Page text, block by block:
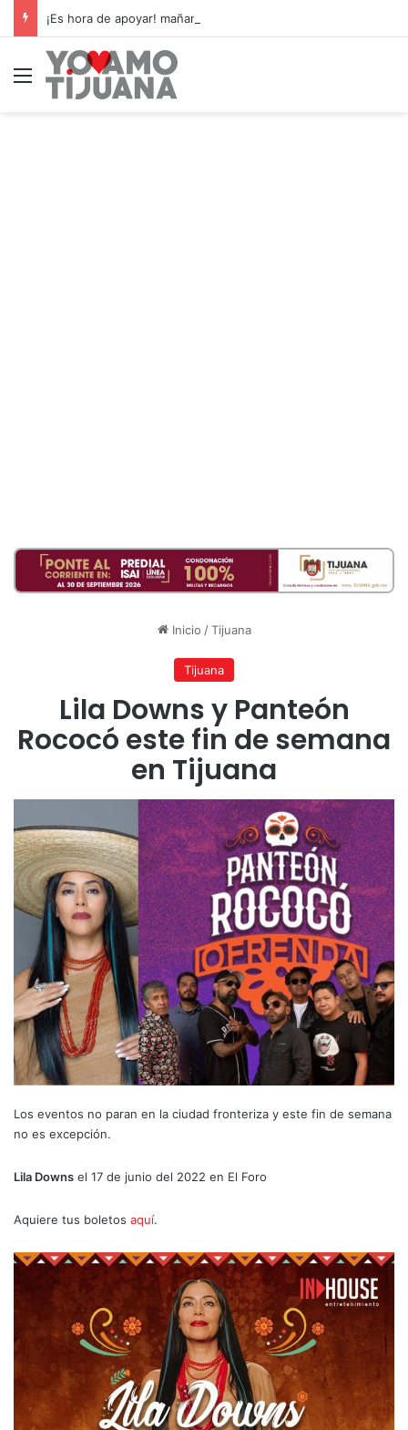
Menú
Inicio / Tijuana
Tijuana
Lila Downs y Panteón
Rococó este fin de semana
en Tijuana
Los eventos no paran en la ciudad fronteriza y este fin de semana
no es excepción.
Lila Downs el 17 de junio del 2022 en El Foro
Aquiere tus boletos aquí.